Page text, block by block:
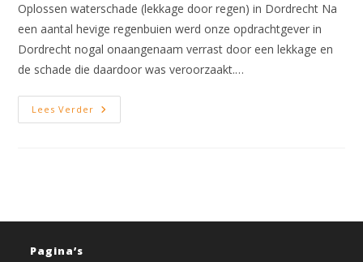
Oplossen waterschade (lekkage door regen) in Dordrecht Na
een aantal hevige regenbuien werd onze opdrachtgever in
Dordrecht nogal onaangenaam verrast door een lekkage en
de schade die daardoor was veroorzaakt.…
Lees Verder Oplossen
Waterschade
Pagina’s